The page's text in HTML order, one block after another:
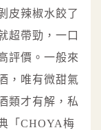
皮辣椒水餃了
超帶勁，一口
評價。一般來
，唯有微甜氣
類才有解，私
「CHOYA梅